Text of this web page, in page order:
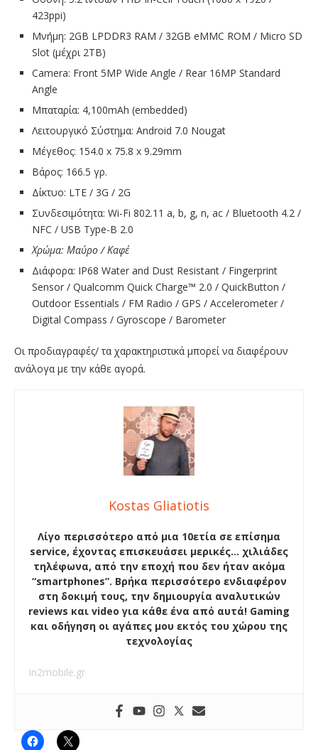
423ppi)
Μνήμη: 2GB LPDDR3 RAM / 32GB eMMC ROM / Micro SD
Slot (μέχρι 2TB)
Camera: Front 5MP Wide Angle / Rear 16MP Standard
Angle
Μπαταρία: 4,100mAh (embedded)
Λειτουργικό Σύστημα: Android 7.0 Nougat
Μέγεθος: 154.0 x 75.8 x 9.29mm
Βάρος: 166.5 γρ.
Δίκτυο: LTE / 3G / 2G
Συνδεσιμότητα: Wi-Fi 802.11 a, b, g, n, ac / Bluetooth 4.2 /
NFC / USB Type-B 2.0
Χρώμα: Μαύρο /Καφέ
Διάφορα: IP68 Water and Dust Resistant / Fingerprint
Sensor / Qualcomm Quick Charge™ 2.0 / QuickButton /
Outdoor Essentials / FM Radio / GPS / Accelerometer /
Digital Compass / Gyroscope / Barometer
Οι προδιαγραφές/ τα χαρακτηριστικά μπορεί να διαφέρουν
ανάλογα με την κάθε αγορά.
Kostas Gliatiotis
Λίγο περισσότερο από μια 10ετία σε επίσημα
service, έχοντας επισκευάσει μερικές… χιλιάδες
τηλέφωνα, από την εποχή που δεν ήταν ακόμα
“smartphones”. Βρήκα περισσότερο ενδιαφέρον
στη δοκιμή τους, την δημιουργία αναλυτικών
reviews και video για κάθε ένα από αυτά! Gaming
και οδήγηση οι αγάπες μου εκτός του χώρου της
τεχνολογίας
in2mobile.gr